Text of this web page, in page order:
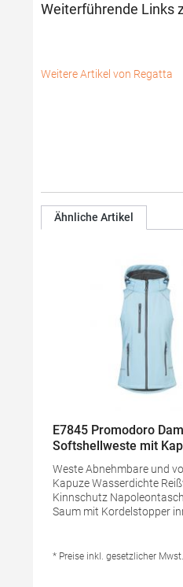
Weiterführende Links
Weitere Artikel von Regatta
Ähnliche Artikel
E7845 Promodoro
Softshellweste mit
Weste Abnehmbare und volumenregulierbare
Kapuze Wasserdichte Reißverschlüsse
Kinnschutz Napoleontasche Tunnelzug am
Saum mit Kordelstopper innen
Seitentaschen mit
Eingenähter
* Preise inkl. gesetzlicher